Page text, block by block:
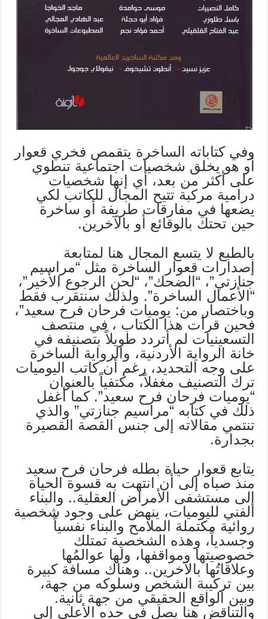
وفي كتاباته الساخرة يتقمص فخري قعوار
أو هو يخلق شخصيات اجتماعية تنطوي
على أكثر من بعد، أي إنها شخصيات
درامية مركبة تتيح المجال للكاتب لكي
يضعها في مفارقات طريفة أو ساخرة
حين تحتك بالوقائع أو بالآخرين.
بالطبع لا يتسع المجال هنا لمتابعة
إصدارات قعوار الساخرة مثل “مراسيم
جنازتي”، “الضحك”، “لحن الرجوع الأخير”،
“الأعمال الساخرة”. ولذلك سنتقرب فقط
وباختصار من: يوميات فرحان فرح سعيد”،
فحين قرأت هذا الكتاب ، في منتصف
التسعينيات لم أتردد طويلاً بتصنيفه في
خانة الرواية الأردنية، والرواية الساخرة
على وجه التحديد، رغم أن كاتب اليوميات
ترك التصنيف مغفلاً، مكتفياً بالعنوان
“يوميات فرحان فرح سعيد”. كما أغفل
ذلك في كتابه “مراسيم جنازتي” والذي
تنتمي مقالاته إلى جنس القصة القصيرة
بجدارة.
يتابع قعوار حياة بطله فرحان فرح سعيد
منذ صباه إلى أن انتهت به قسوة الحياة
إلى مستشفى الأمراض العقلية.. والبناء
الفني لليوميات، ينهض على وجود شخصية
روائية مكتملة الملامح والبناء نفسياً
وجسدياً، وهذه الشخصية تمتلك
خصوصيتها ومواقفها، ولها عوالمُها
وعلاقاتُها بالآخرين.. وهناك مسافة كبيرة
بين تركيبة الشخص وسلوكه من جهة،
وبين الواقع الحقيقي من جهة ثانية.
والتناقض هنا يصل في حده الأعلى إلى